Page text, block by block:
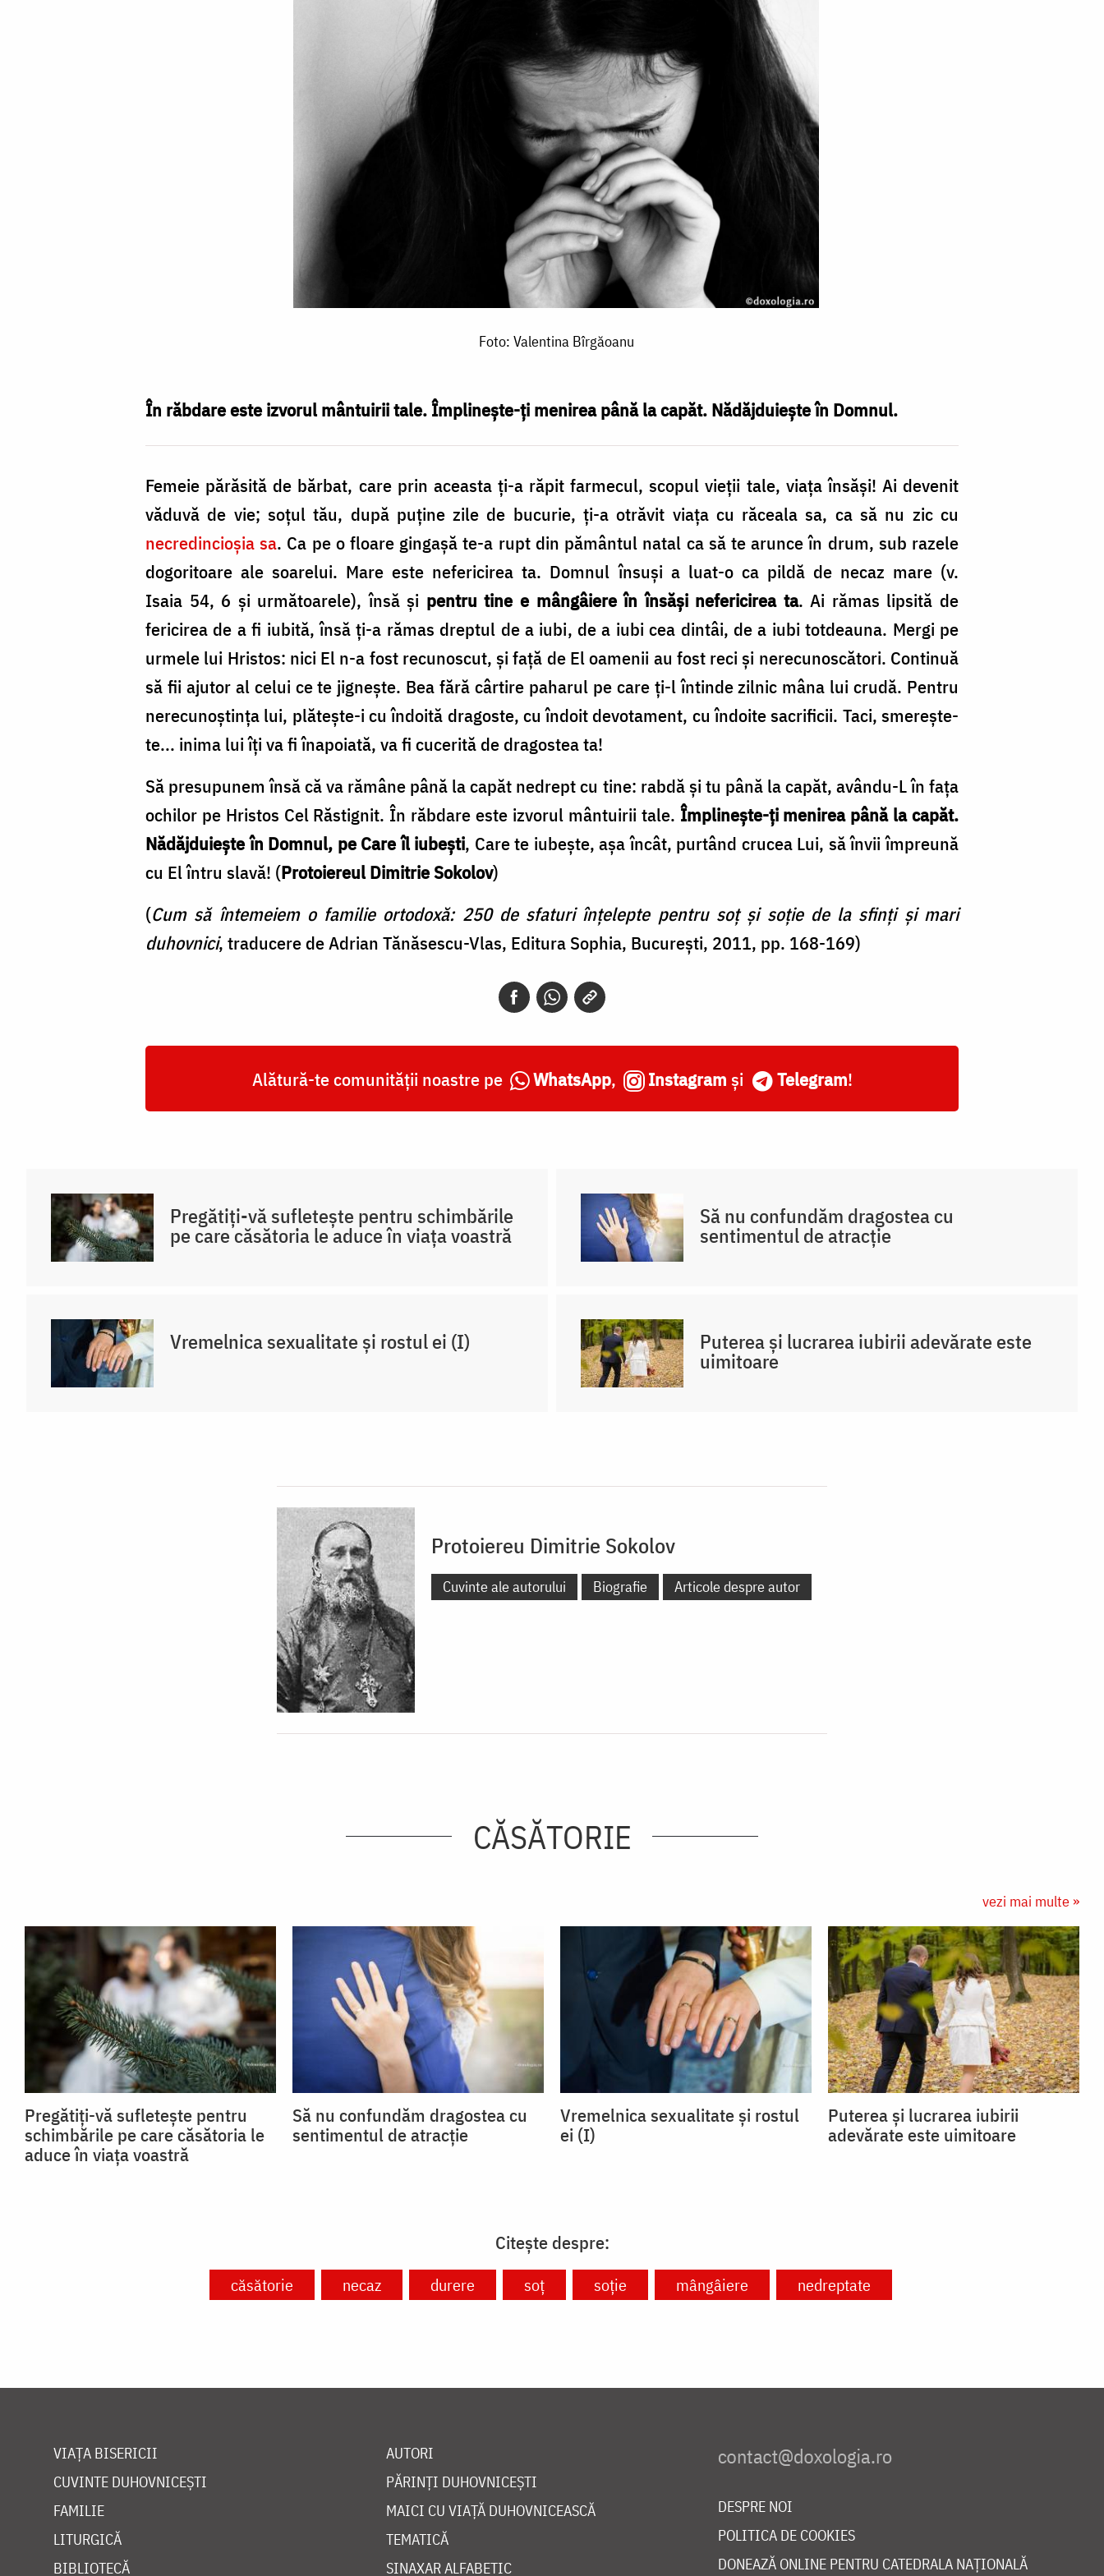
Foto: Valentina Bîrgăoanu
În răbdare este izvorul mântuirii tale. Împlineşte-ţi menirea până la capăt. Nădăjduieşte în Domnul.
Femeie părăsită de bărbat, care prin aceasta ţi-a răpit farmecul, scopul vieţii tale, viaţa însăşi! Ai devenit
văduvă de vie; soţul tău, după puţine zile de bucurie, ţi-a otrăvit viaţa cu răceala sa, ca să nu zic cu
necredincioşia sa. Ca pe o floare gingaşă te-a rupt din pământul natal ca să te arunce în drum, sub razele
dogoritoare ale soarelui. Mare este nefericirea ta. Domnul în­suşi a luat-o ca pildă de necaz mare (v.
Isaia 54, 6 şi următoarele), însă şi pentru tine e mângâiere în însăşi nefericirea ta. Ai rămas lipsită de
fericirea de a fi iubită, însă ţi-a rămas dreptul de a iubi, de a iubi cea dintâi, de a iubi totdeauna. Mergi pe
urmele lui Hristos: nici El n-a fost recunoscut, şi faţă de El oamenii au fost reci şi nerecunoscători. Continuă
să fii ajutor al celui ce te jigneşte. Bea fără cârtire paharul pe care ţi-l întinde zilnic mâ­na lui crudă. Pentru
nerecunoştinţa lui, plăteşte-i cu îndoită dragoste, cu îndoit devotament, cu în­doite sacrificii. Taci, smereşte-
te... inima lui îţi va fi înapoiată, va fi cucerită de dragostea ta!
Să presupunem însă că va rămâne până la ca­păt nedrept cu tine: rabdă şi tu până la capăt, avându-L în faţa
ochilor pe Hristos Cel Răstig­nit. În răbdare este izvorul mântuirii tale. Împlineşte-ţi menirea până la capăt.
Nădăjduieşte în Domnul, pe Care îl iubeşti, Care te iubeşte, aşa încât, purtând crucea Lui, să învii împreună
cu El întru slavă! (Protoiereul Dimitrie Sokolov)
(Cum să întemeiem o familie ortodoxă: 250 de sfaturi înțelepte pentru soț și soție de la sfinți și mari
duhovnici, traducere de Adrian Tănăsescu-Vlas, Editura Sophia, București, 2011, pp. 168-169)
Alătură-te comunității noastre pe WhatsApp, Instagram și Telegram!
Pregătiți-vă sufletește pentru schimbările
pe care căsătoria le aduce în viața voastră
Să nu confundăm dragostea cu
sentimentul de atracție
Vremelnica sexualitate și rostul ei (I) Puterea și lucrarea iubirii adevărate este
uimitoare
Protoiereu Dimitrie Sokolov
Cuvinte ale autorului Biografie Articole despre autor
CĂSĂTORIE
vezi mai multe »
Pregătiți-vă sufletește pentru
schimbările pe care căsătoria le
aduce în viața voastră
Să nu confundăm dragostea cu
sentimentul de atracție
Vremelnica sexualitate și rostul
ei (I)
Puterea și lucrarea iubirii
adevărate este uimitoare
Citește despre:
căsătorie necaz durere soț soție mângâiere nedreptate
VIAȚA BISERICII
CUVINTE DUHOVNICEȘTI
FAMILIE
LITURGICĂ
BIBLIOTECĂ
AUTORI
PĂRINȚI DUHOVNICEȘTI
MAICI CU VIAȚĂ DUHOVNICEASCĂ
TEMATICĂ
SINAXAR ALFABETIC
DESPRE NOI
POLITICA DE COOKIES
DONEAZĂ ONLINE PENTRU CATEDRALA NAȚIONALĂ